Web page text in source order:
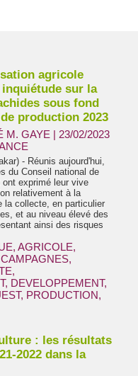
agricole
inquiétude sur la
sous fond
production 2023
M. GAYE | 23/02/2023
- Réunis aujourd'hui,
du Conseil national de
ont exprimé leur vive
relativement à la
la collecte, en particulier
et au niveau élevé des
ainsi des risques
, AGRICOLE,
CAMPAGNES,
,
, DEVELOPPEMENT,
, PRODUCTION,
: les résultats
2022 dans la